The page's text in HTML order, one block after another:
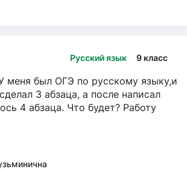
Русский язык 9 класс
меня был ОГЭ по русскому языку,и
3 абзаца, а после написал
4 абзаца. Что будет? Работу